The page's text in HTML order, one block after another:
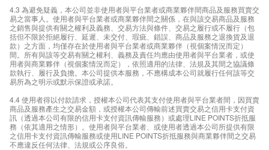
4.3 為避免疑義，本公司並非使用者與平台業者或商業夥伴間商品及服務買賣交
易之當事人。使用者與平台業者或商業夥伴間之關係，在與該交易商品及服務
之銷售與提供有關之權利及義務、交易方法與條件、交易之履行或不履行（包
括但不限於拒絕履行、延遲、未交付、瑕疵、錯誤、商品及服務之退換貨及退
款）之方面，均僅存在於使用者與平台業者或商業夥伴（視個案情況而定）
間。所有與該等交易有關之權利、義務及責任均應由使用者與平台業者，或使
用者與商業夥伴（視個案情況而定），依照適用的法律、法規及其間之協議條
款執行、履行及負擔。本公司提供本服務，不應構成本公司就履行任何該等交
易所為之明示或默示保證或承諾。
4.4 使用者得以付款請求，授權本公司代表其支付使用者與平台業者間，因買賣
商品及服務產生之交易金額，或授權本公司傳輸前述買賣交易之信用卡支付資
訊（透過本公司有限的信用卡支付資訊傳輸服務）或處理LINE POINTS折抵服
務（依其適用之情形）。使用者與平台業者、或使用者透過本公司所提供有限
之信用卡支付資訊傳輸服務或使用LINE POINTS折抵服務與商業夥伴間之交易
不應違反任何法律、法規或公序良俗。